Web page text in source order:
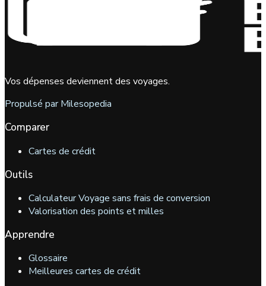
Vos dépenses deviennent des voyages.
Propulsé par Milesopedia
Comparer
Cartes de crédit
Outils
Calculateur Voyage sans frais de conversion
Valorisation des points et milles
Apprendre
Glossaire
Meilleures cartes de crédit